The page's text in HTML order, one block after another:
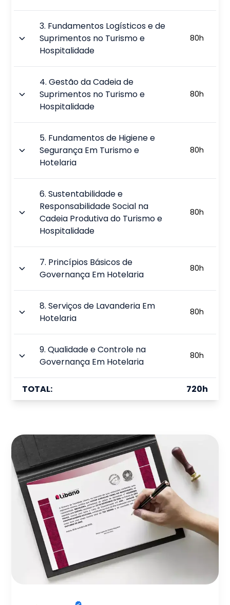
3. Fundamentos Logísticos e de
Suprimentos no Turismo e
Hospitalidade
80h
4.Gestão da Cadeia de
Suprimentos no Turismo e
Hospitalidade
80h
5. Fundamentos de Higiene e
Segurança Em Turismo e
Hotelaria
80h
6.Sustentabilidade e
Responsabilidade Social na
Cadeia Produtiva do Turismo e
Hospitalidade
80h
7. Princípios Básicos de
Governança Em Hotelaria
80h
8.Serviços de Lavanderia Em
Hotelaria
80h
9.Qualidade e Controle na
Governança Em Hotelaria
80h
TOTAL: 720h